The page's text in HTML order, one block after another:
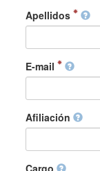
Apellidos
E-mail
Afiliación
Cargo